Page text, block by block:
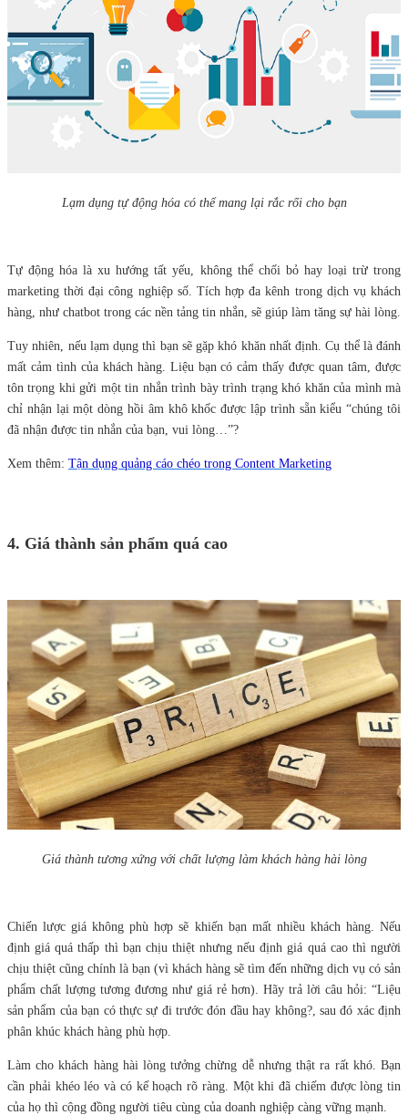
Lạm dụng tự động hóa có thể mang lại rắc rối cho bạn
Tự động hóa là xu hướng tất yếu, không thể chối bỏ hay loại trừ trong
marketing thời đại công nghiệp số. Tích hợp đa kênh trong dịch vụ khách
hàng, như chatbot trong các nền tảng tin nhắn, sẽ giúp làm tăng sự hài lòng.
Tuy nhiên, nếu lạm dụng thì bạn sẽ gặp khó khăn nhất định. Cụ thể là đánh
mất cảm tình của khách hàng. Liệu bạn có cảm thấy được quan tâm, được
tôn trọng khi gửi một tin nhắn trình bày trình trạng khó khăn của mình mà
chỉ nhận lại một dòng hồi âm khô khốc được lập trình sẵn kiểu “chúng tôi
đã nhận được tin nhắn của bạn, vui lòng…”?
Xem thêm: Tận dụng quảng cáo chéo trong Content Marketing
4. Giá thành sản phẩm quá cao
Giá thành tương xứng với chất lượng làm khách hàng hài lòng
Chiến lược giá không phù hợp sẽ khiến bạn mất nhiều khách hàng. Nếu
định giá quá thấp thì bạn chịu thiệt nhưng nếu định giá quá cao thì người
chịu thiệt cũng chính là bạn (vì khách hàng sẽ tìm đến những dịch vụ có sản
phẩm chất lượng tương đương như giá rẻ hơn). Hãy trả lời câu hỏi: “Liệu
sản phẩm của bạn có thực sự đi trước đón đầu hay không?, sau đó xác định
phân khúc khách hàng phù hợp.
Làm cho khách hàng hài lòng tưởng chừng dễ nhưng thật ra rất khó. Bạn
cần phải khéo léo và có kế hoạch rõ ràng. Một khi đã chiếm được lòng tin
của họ thì cộng đồng người tiêu cùng của doanh nghiệp càng vững mạnh.